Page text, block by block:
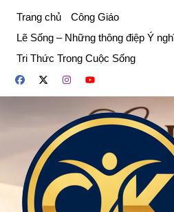
phần
dung
Trang chủ
Công Giáo
Lẽ Sống – Những thông điệp Ý
Tri Thức Trong Cuộc Sống